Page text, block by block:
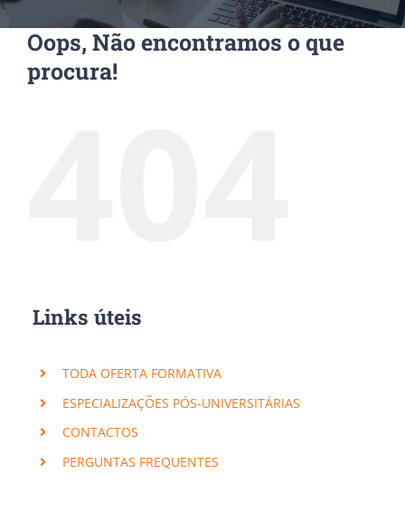
Oops, Não encontramos o que
procura!
Links úteis
TODA OFERTA FORMATIVA
ESPECIALIZAÇÕES PÓS-UNIVERSITÁRIAS
CONTACTOS
PERGUNTAS FREQUENTES